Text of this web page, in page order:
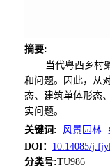
摘要:
当代粤西乡村
和问题。因此，从
态、建筑单体形态
实问题。
关键词 : 风景园林
DOI： 10.14085/
分类号:TU986